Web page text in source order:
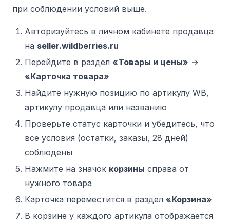
при соблюдении условий выше.
Авторизуйтесь в личном кабинете продавца
на seller.wildberries.ru
Перейдите в раздел «Товары и цены» →
«Карточка товара»
Найдите нужную позицию по артикулу WB,
артикулу продавца или названию
Проверьте статус карточки и убедитесь, что
все условия (остатки, заказы, 28 дней)
соблюдены
Нажмите на значок корзины справа от
нужного товара
Карточка переместится в раздел «Корзина»
В корзине у каждого артикула отображается